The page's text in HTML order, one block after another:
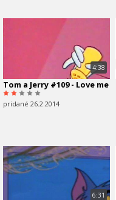
4:38
Tom a Jerry #109 - Love me
pridané 26.2.2014
6:31